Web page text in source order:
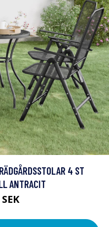
4 ST
ANTRACIT